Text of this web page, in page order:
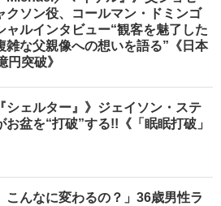
クソン役、コールマン・ドミンゴ
ャルインタビュー“観客を魅了した
雑な父親像への想いを語る”《日本
円突破》
シェルター』》ジェイソン・ステ
お盆を“打破”する!!《「眠眠打破」
こんなに変わるの？」36歳男性ラ